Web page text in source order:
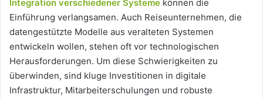
Integration verschiedener Systeme können die
Einführung verlangsamen. Auch Reiseunternehmen, die
datengestützte Modelle aus veralteten Systemen
entwickeln wollen, stehen oft vor technologischen
Herausforderungen. Um diese Schwierigkeiten zu
überwinden, sind kluge Investitionen in digitale
Infrastruktur, Mitarbeiterschulungen und robuste